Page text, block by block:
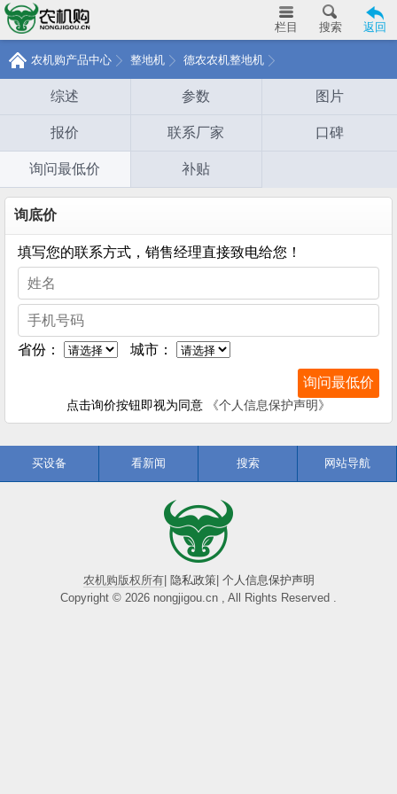
返回
搜索
栏目
农机购产品中心 整地机 德农农机整地机
综述 参数 图片
报价 联系厂家 口碑
询问最低价 补贴
询底价
填写您的联系方式，销售经理直接致电给您！
省份： 城市：
点击询价按钮即视为同意 《个人信息保护声明》
买设备 看新闻 搜索 网站导航
农机购版权所有| 隐私政策| 个人信息保护声明
Copyright © 2026 nongjigou.cn , All Rights Reserved .